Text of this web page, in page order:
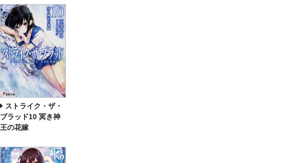
ストライク・ザ・
ブラッド10 冥き神
王の花嫁